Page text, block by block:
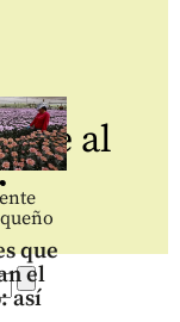
que
el
así
al